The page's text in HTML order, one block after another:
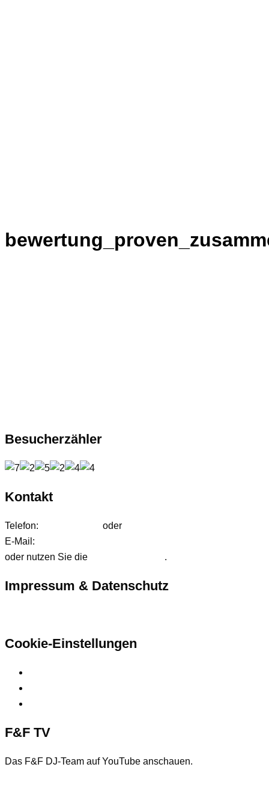
Besucherzähler
Kontakt
Telefon: oder
E-Mail:
oder nutzen Sie die
.
Impressum & Datenschutz
Cookie-Einstellungen
F&F TV
Das F&F DJ-Team auf YouTube anschauen.